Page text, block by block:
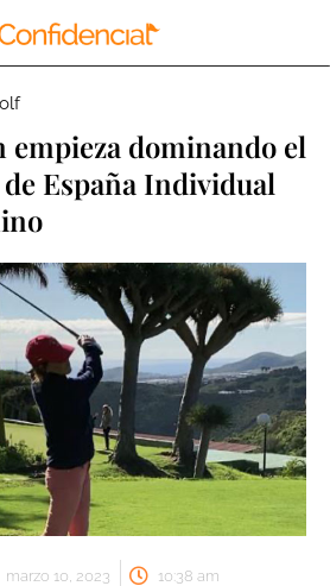
empieza dominando el
España Individual
marzo 10, 2023 10:38 am